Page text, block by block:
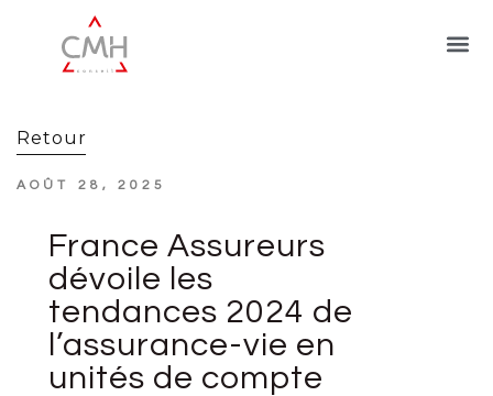
Retour
AOÛT 28, 2025
France Assureurs
dévoile les
tendances 2024 de
l’assurance-vie en
unités de compte